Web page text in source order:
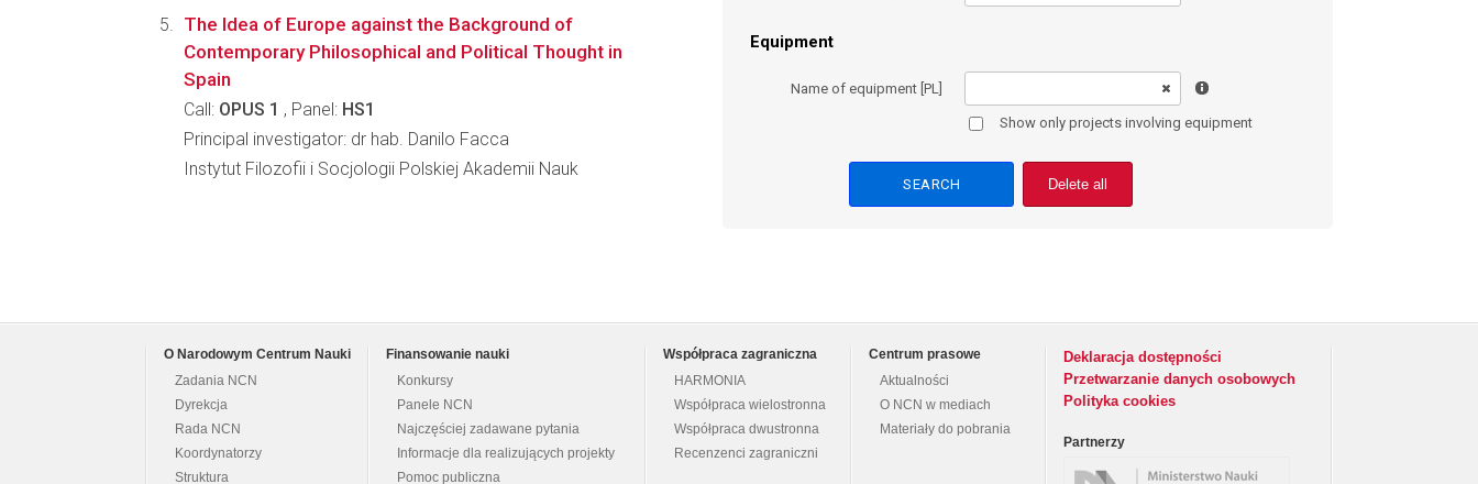
Equipment
Name of equipment [PL]
Show only projects involving equipment
Delete all
The Idea of Europe against the Background of
Contemporary Philosophical and Political Thought in
Spain
Call: OPUS 1 , Panel: HS1
Principal investigator: dr hab. Danilo Facca
Instytut Filozofii i Socjologii Polskiej Akademii Nauk
O Narodowym Centrum Nauki
Zadania NCN
Dyrekcja
Rada NCN
Koordynatorzy
Struktura
Finansowanie nauki
Konkursy
Panele NCN
Najczęściej zadawane pytania
Informacje dla realizujących projekty
Pomoc publiczna
Współpraca zagraniczna
HARMONIA
Współpraca wielostronna
Współpraca dwustronna
Recenzenci zagraniczni
Centrum prasowe
Aktualności
O NCN w mediach
Materiały do pobrania
Deklaracja dostępności
Przetwarzanie danych osobowych
Polityka cookies
Partnerzy